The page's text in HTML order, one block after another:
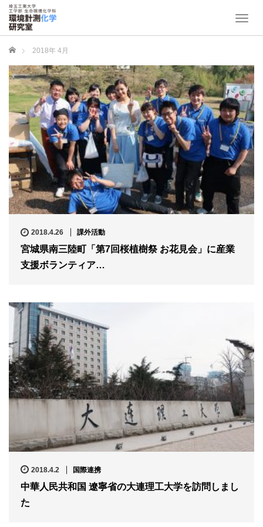
T
l
e
n
a
v
i
g
a
t
o
n
ホーム 2018年 4月
2018.4.26 課外活動
宮城県南三陸町「第7回桜植樹祭 お花見会」に産業
支援ボランティア…
2018.4.2 国際連携
中華人民共和国 遼寧省の大連理工大学を訪問しまし
た